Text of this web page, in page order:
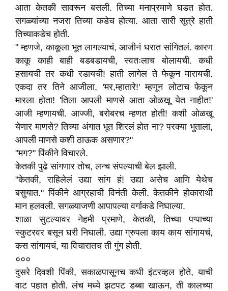
आता केतकी सावरून बसली. तिच्या मनाप्रमाणे घडत होत.
सगळ्यांच्या नजरा तिच्या कडेच होत्या. आता सारी सूत्रे हाती
तिच्याकडेच होती.
" म्हणजे, काकूला भूत लागल्याचं, आजीनं घरात सांगितलं. कारण
काकू काही बाही बडबडायची, स्वतःलाच बोलायची. कधी
हसायची तर कधी रडायची! हाती लागेल ते फेकून मारायची.
एकदा तर तिने आजीला, 'मर,म्हातारे!' म्हणून लोटाच फेकून
मारला होता! 'तिला आपली माणसे आता ओळखू येत नाहीत!'
आजी म्हणायची. आज्जी, बरोबरच म्हणत होती! कशी ओळखू
येणार माणसे? तिच्या अंगात भूत शिरलं होत ना? परक्या भुताला,
आपली माणसे कशी ठाऊक असणार?"
"मग?" पिंकीने विचारले.
केतकी पुढे सांगणार तोच, लन्च संपल्याची बेल झाली.
"केतकी, राहिलेलं उद्या सांग हं! उद्या असेच आणि येथेच
बसुयात." पिंकीने आग्रहाची विनंती केली. केतकीने होकारार्थी
मान हलवली. सगळ्याजणी आपापल्या वर्गाकडे निघाल्या.
शाळा सुटल्यावर नेहमी प्रमाणे, केतकी, तिच्या पप्पाच्या
स्कुटरवर बसून घरी निघाली. उद्या ग्रुपला काय काय सांगायचं,
कस सांगायचं, या विचारातच ती गुंग होती.
०००
दुसरे दिवशी पिंकी, सकाळपासूनच कधी इंटरव्हल होते, याची
वाट पहात होती. लंच मध्ये झटपट डब्बा खाऊन, ती कालच्या